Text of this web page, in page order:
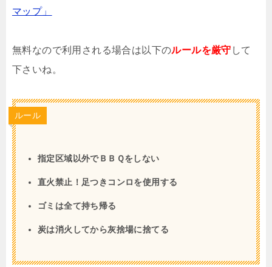
マップ」
無料なので利用される場合は以下のルールを厳守 して
下さいね。
ルール
指定区域以外でＢＢＱをしない
直火禁止！足つきコンロを使用する
ゴミは全て持ち帰る
炭は消火してから灰捨場に捨てる